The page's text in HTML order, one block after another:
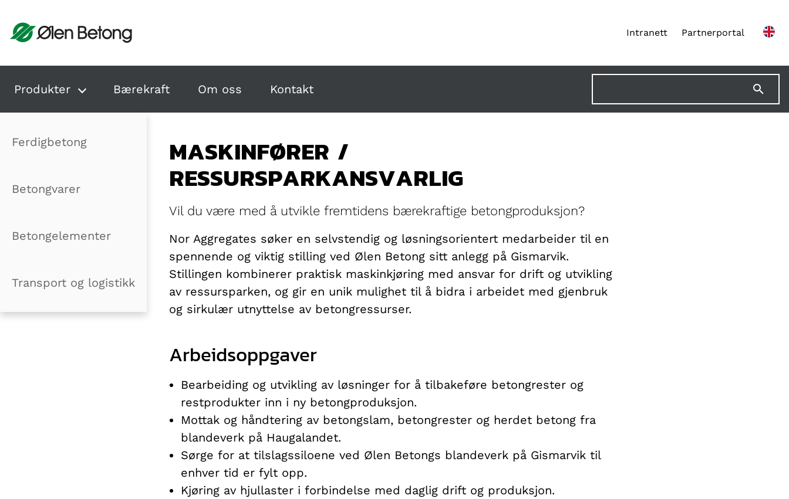
Intranett
Partnerportal
Produkter
Ferdigbetong
Betongvarer
Betongelementer
Transport og logistikk
Bærekraft Om oss Kontakt
MASKINFØRER /
RESSURSPARKANSVARLIG
Vil du være med å utvikle fremtidens bærekraftige betongproduksjon?
Nor Aggregates søker en selvstendig og løsningsorientert medarbeider til en
spennende og viktig stilling ved Ølen Betong sitt anlegg på Gismarvik.
Stillingen kombinerer praktisk maskinkjøring med ansvar for drift og utvikling
av ressursparken, og gir en unik mulighet til å bidra i arbeidet med gjenbruk
og sirkulær utnyttelse av betongressurser.
Arbeidsoppgaver
Bearbeiding og utvikling av løsninger for å tilbakeføre betongrester og
restprodukter inn i ny betongproduksjon.
Mottak og håndtering av betongslam, betongrester og herdet betong fra
blandeverk på Haugalandet.
Sørge for at tilslagssiloene ved Ølen Betongs blandeverk på Gismarvik til
enhver tid er fylt opp.
Kjøring av hjullaster i forbindelse med daglig drift og produksjon.